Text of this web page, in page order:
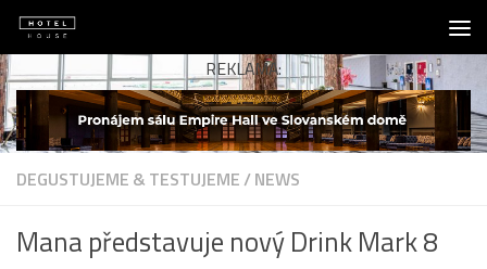
Skip to content
REKLAMA:
DEGUSTUJEME & TESTUJEME/NEWS
Mana představuje nový Drink Mark 8